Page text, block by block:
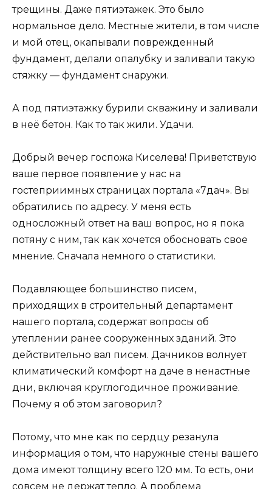
трещины. Даже пятиэтажек. Это было
нормальное дело. Местные жители, в том числе
и мой отец, окапывали поврежденный
фундамент, делали опалубку и заливали такую
стяжку — фундамент снаружи.
А под пятиэтажку бурили скважину и заливали
в неё бетон. Как то так жили. Удачи.
Добрый вечер госпожа Киселева! Приветствую
ваше первое появление у нас на
гостеприимных страницах портала «7дач». Вы
обратились по адресу. У меня есть
односложный ответ на ваш вопрос, но я пока
потяну с ним, так как хочется обосновать свое
мнение. Сначала немного о статистики.
Подавляющее большинство писем,
приходящих в строительный департамент
нашего портала, содержат вопросы об
утеплении ранее сооруженных зданий. Это
действительно вал писем. Дачников волнует
климатический комфорт на даче в ненастные
дни, включая круглогодичное проживание.
Почему я об этом заговорил?
Потому, что мне как по сердцу резанула
информация о том, что наружные стены вашего
дома имеют толщину всего 120 мм. То есть, они
совсем не держат тепло. А проблема